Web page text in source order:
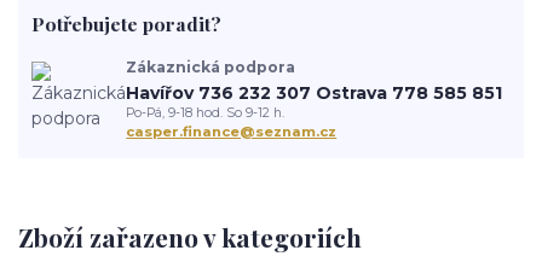
Zboží zařazeno v kategoriích
Potřebujete poradit?
Zákaznická podpora
Havířov 736 232 307 Ostrava 778 585 851
Po-Pá, 9-18 hod. So 9-12 h.
casper.finance@seznam.cz